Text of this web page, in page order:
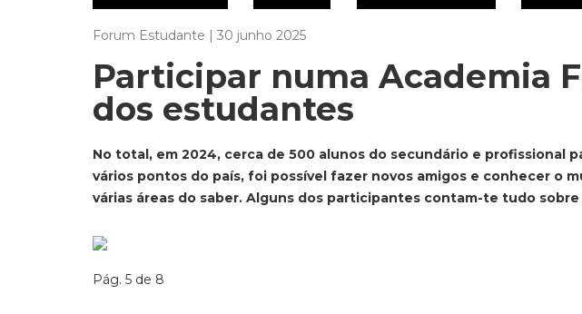
Forum Estudante | 30 junho 2025
Participar numa Academia
dos estudantes
No total, em 2024, cerca de 500 alunos do secundário e profissional
vários pontos do país, foi possível fazer novos amigos e conhecer o
várias áreas do saber. Alguns dos participantes contam-te tudo
Pág. 5 de 8